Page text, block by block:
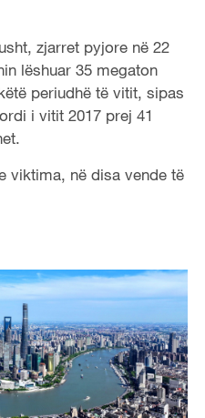
zjarret pyjore në 22
lëshuar 35 megaton
periudhë të vitit, sipas
i vitit 2017 prej 41
viktima, në disa vende të